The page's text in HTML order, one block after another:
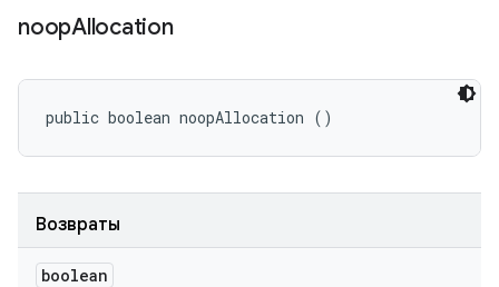
noopAllocation
public boolean noopAllocation ()
Возвраты
boolean